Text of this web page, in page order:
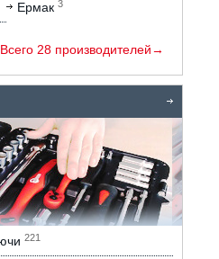
Ермак 3
Всего 28 производителей→
221